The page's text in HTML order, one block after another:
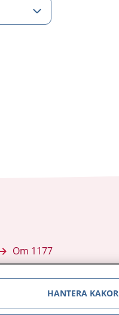
Om 1177
E-tjänster
HANTERA KAKOR